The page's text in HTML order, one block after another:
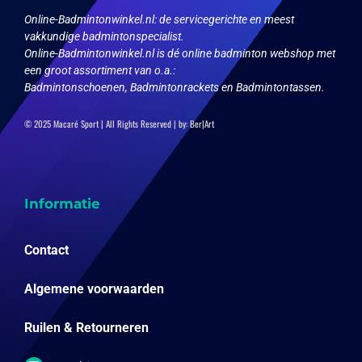
Online-Badmintonwinkel.nl:de servicegerichte en meest
vakkundige badmintonspecialist.
Online-Badmintonwinkel.nl is dé online badminton webshop met
een groot assortiment van o.a.:
Badmintonschoenen, Badmintonrackets en Badmintontassen.
© 2025 Macaré Sport | All Rights Reserved | by:Ber|Art
Informatie
Contact
Algemene voorwaarden
Ruilen & Retourneren